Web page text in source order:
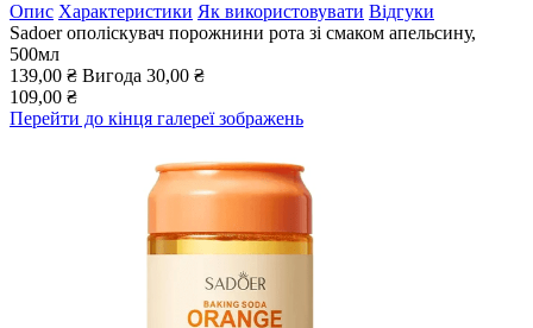
Опис Характеристики Як використовувати Відгуки
Sadoer ополіскувач порожнини рота зі смаком апельсину,
500мл
139,00 ₴ Вигода 30,00 ₴
109,00 ₴
Перейти до кінця галереї зображень